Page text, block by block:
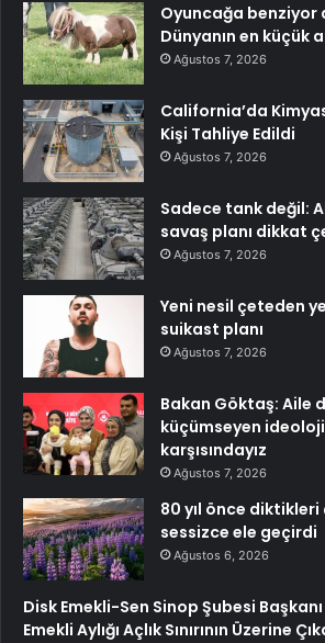
Oyuncağa benziyor
Dünyanın en küçük
Ağustos 7, 2026
California’da
Kişi Tahliye Edildi
Ağustos 7, 2026
Sadece tank değil:
savaş planı dikkat
Ağustos 7, 2026
Yeni nesil çeteden
suikast planı
Ağustos 7, 2026
Bakan Göktaş: Aile
küçümseyen
karşısındayız
Ağustos 7, 2026
80 yıl önce
sessizce ele geçirdi
Ağustos 6, 2026
Disk Emekli-Sen Sinop Şubesi
Emekli Aylığı Açlık Sınırının Üzerine